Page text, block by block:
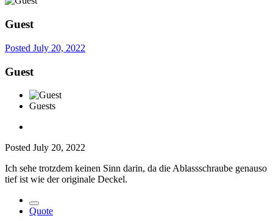
Guest
Posted July 20, 2022
Guest
Guests
Posted July 20, 2022
Ich sehe trotzdem keinen Sinn darin, da die Ablassschraube genauso
tief ist wie der originale Deckel.
Quote